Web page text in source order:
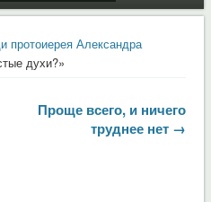
протоиерея Александра
духи?»
Проще всего, и ничего
труднее нет →